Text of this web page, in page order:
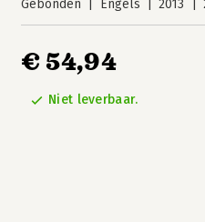
Gebonden Engels 2013
€ 54,94
Niet leverbaar.